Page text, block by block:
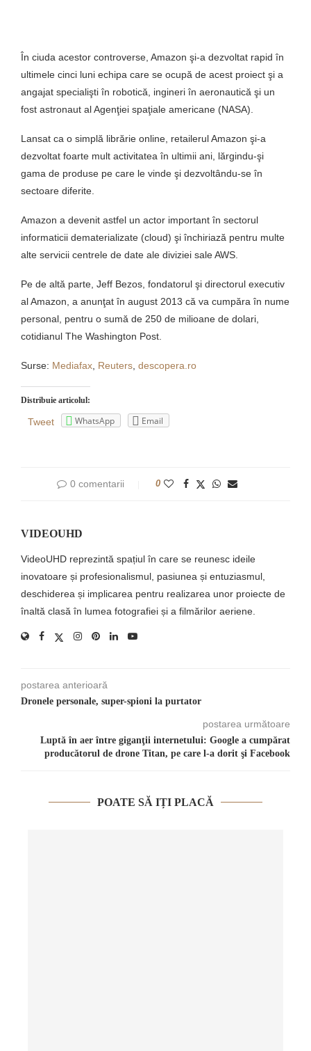
În ciuda acestor controverse, Amazon şi-a dezvoltat rapid în
ultimele cinci luni echipa care se ocupă de acest proiect şi a
angajat specialişti în robotică, ingineri în aeronautică şi un
fost astronaut al Agenţiei spaţiale americane (NASA).
Lansat ca o simplă librărie online, retailerul Amazon şi-a
dezvoltat foarte mult activitatea în ultimii ani, lărgindu-şi
gama de produse pe care le vinde şi dezvoltându-se în
sectoare diferite.
Amazon a devenit astfel un actor important în sectorul
informaticii dematerializate (cloud) şi închiriază pentru multe
alte servicii centrele de date ale diviziei sale AWS.
Pe de altă parte, Jeff Bezos, fondatorul şi directorul executiv
al Amazon, a anunţat în august 2013 că va cumpăra în nume
personal, pentru o sumă de 250 de milioane de dolari,
cotidianul The Washington Post.
Surse: Mediafax Reuters descopera.ro
Distribuie articolul:
Tweet WhatsApp Email
0 comentarii 0
VIDEOUHD
VideoUHD reprezintă spațiul în care se reunesc ideile
inovatoare și profesionalismul, pasiunea și entuziasmul,
deschiderea și implicarea pentru realizarea unor proiecte de
înaltă clasă în lumea fotografiei și a filmărilor aeriene.
postarea anterioară
Dronele personale, super-spioni la purtator
postarea următoare
Luptă în aer între giganţii internetului: Google a cumpărat
producătorul de drone Titan, pe care l-a dorit şi Facebook
POATE SĂ IȚI PLACĂ